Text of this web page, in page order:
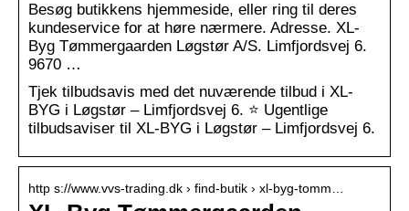
Besøg butikkens hjemmeside, eller ring til deres
kundeservice for at høre nærmere. Adresse. XL-
Byg Tømmergaarden Løgstør A/S. Limfjordsvej 6.
9670 …
Tjek tilbudsavis med det nuværende tilbud i XL-
BYG i Løgstør – Limfjordsvej 6. ⭐ Ugentlige
tilbudsaviser til XL-BYG i Løgstør – Limfjordsvej 6.
http s://www.vvs-trading.dk › find-butik › xl-byg-tomm…